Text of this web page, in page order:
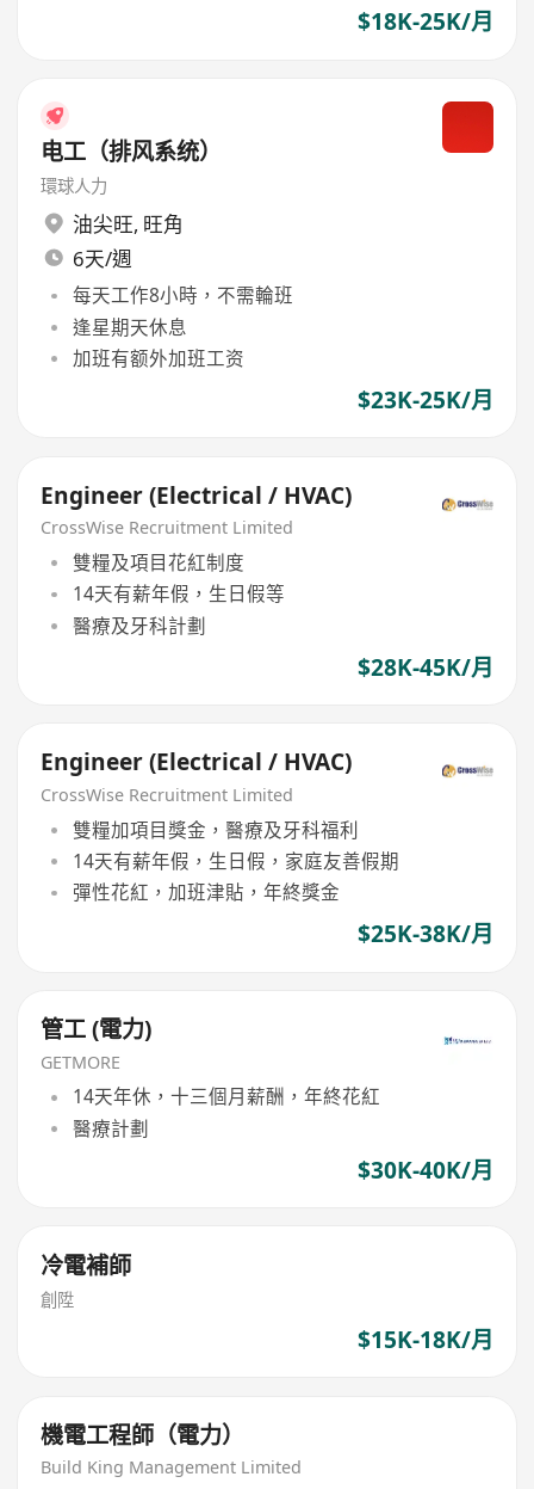
$18K-25K/月
电工（排风系统）
環球人力
油尖旺, 旺角
6天/週
每天工作8小時，不需輪班
逢星期天休息
加班有额外加班工资
$23K-25K/月
Engineer (Electrical / HVAC)
CrossWise Recruitment Limited
雙糧及項目花紅制度
14天有薪年假，生日假等
醫療及牙科計劃
$28K-45K/月
Engineer (Electrical / HVAC)
CrossWise Recruitment Limited
雙糧加項目獎金，醫療及牙科福利
14天有薪年假，生日假，家庭友善假期
彈性花紅，加班津貼，年終獎金
$25K-38K/月
管工 (電力)
GETMORE
14天年休，十三個月薪酬，年終花紅
醫療計劃
$30K-40K/月
冷電補師
創陞
$15K-18K/月
機電工程師（電力）
Build King Management Limited